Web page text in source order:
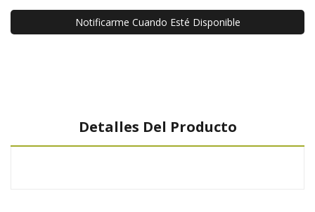
Notificarme Cuando Esté Disponible
Detalles Del Producto